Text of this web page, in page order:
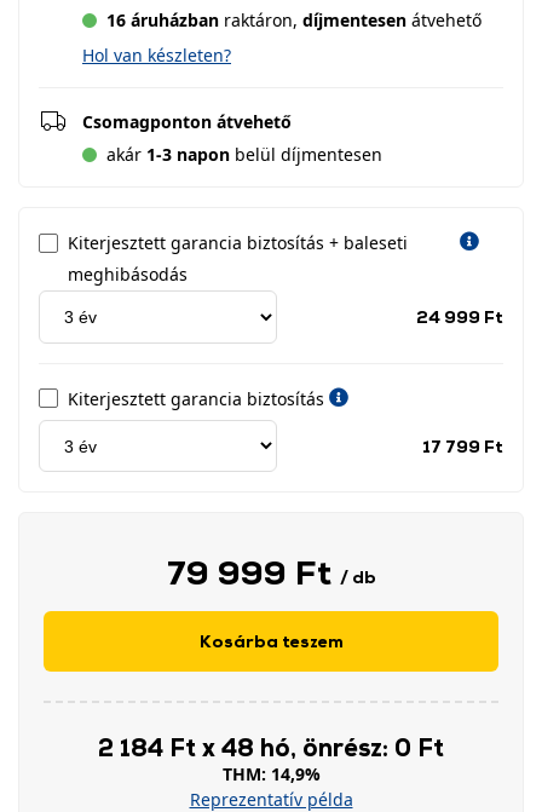
16 áruházban raktáron, díjmentesen átvehető
Hol van készleten?
Csomagponton átvehető
akár 1-3 napon belül díjmentesen
Kiterjesztett garancia biztosítás + baleseti
meghibásodás
24 999 Ft
Kiterjesztett garancia biztosítás
17 799 Ft
79 999 Ft / db
Kosárba teszem
2 184 Ft x 48 hó, önrész: 0 Ft
THM: 14,9%
Reprezentatív példa